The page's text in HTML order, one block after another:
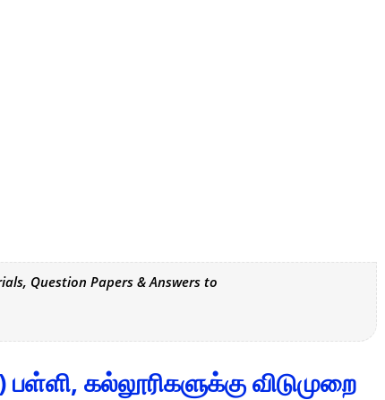
Question Papers & Answers to
கல்லூரிகளுக்கு விடுமுறை